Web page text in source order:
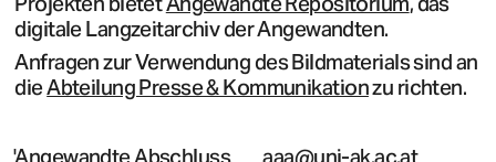
digitale Langzeitarchiv der Angewandten.
Anfragen zur Verwendung des Bildmaterials sind an
dieAbteilung Presse & Kommunikationzu richten.